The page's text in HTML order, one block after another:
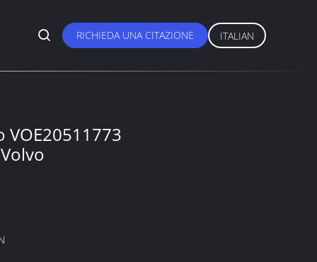
RICHIEDA UNA CITAZIONE ITALIAN
VOE20511773